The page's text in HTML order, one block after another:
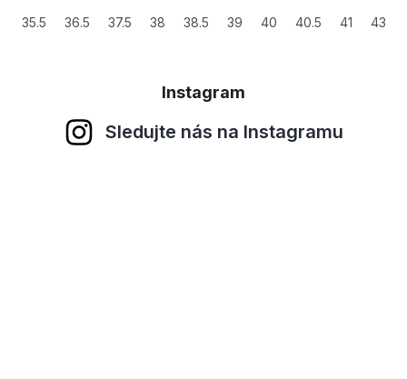
35.5 36.5 37.5 38 38.5 39 40 40.5 41 43
Instagram
Sledujte nás na Instagramu